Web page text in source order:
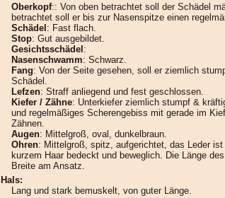
Oberkopf:: Von oben betrachtet soll der Schädel
betrachtet soll er bis zur Nasenspitze einen
Schädel : Fast flach.
Stop: Gut ausgebildet.
Gesichtsschädel :
Nasenschwamm: Schwarz.
Fang: Von der Seite gesehen, soll er ziemlich
Schädel.
Lefzen: Straff anliegend und fest geschlossen.
Kiefer / Zähne: Unterkiefer ziemlich stumpf &
und regelmäßiges Scherengebiss mit gerade im
Zähnen.
Augen: Mittelgroß, oval, dunkelbraun.
Ohren: Mittelgroß, spitz, aufgerichtet, das Leder
kurzem Haar bedeckt und beweglich. Die Länge
Breite am Ansatz.
Hals:
Lang und stark bemuskelt, von guter Länge.